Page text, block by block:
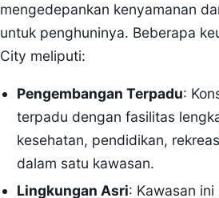
mengedepankan kenyamanan
untuk penghuninya. Beberapa
City meliputi:
Pengembangan Terpadu:
terpadu dengan fasilitas
kesehatan, pendidikan,
dalam satu kawasan.
Lingkungan Asri: Kawasan